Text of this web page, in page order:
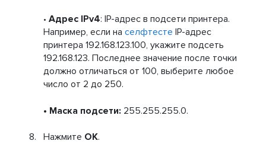
• Адрес IPv4: IP-адрес в подсети принтера.
Например, если на селфтесте IP-адрес
принтера 192.168.123.100, укажите подсеть
192.168.123. Последнее значение после точки
должно отличаться от 100, выберите любое
число от 2 до 250.
• Маска подсети: 255.255.255.0.
Нажмите ОК.